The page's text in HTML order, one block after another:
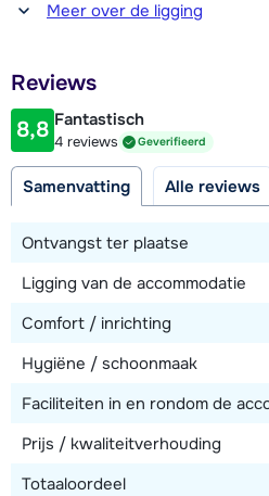
schuin dak gelegen en hebben
Afstand tot winkel(s)
1900 meter
ter plaatse (Bij het appartement)
Afstand tot piste
1400 meter
20 meter
Bekijk kaart
Meer over de ligging
Reviews
8,8 Fantastisch
4 reviews Geverifieerd
Samenvatting Alle reviews
Ontvangst ter plaatse
Ligging van de accommodatie
Comfort / inrichting
Hygiëne / schoonmaak
Faciliteiten in en rondom de
Prijs / kwaliteitverhouding
Totaaloordeel